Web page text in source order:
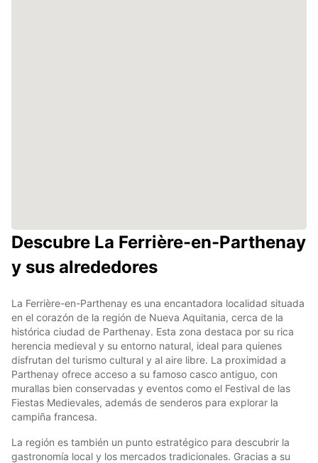
Descubre La Ferrière-en-Parthenay
y sus alrededores
La Ferrière-en-Parthenay es una encantadora localidad situada
en el corazón de la región de Nueva Aquitania, cerca de la
histórica ciudad de Parthenay. Esta zona destaca por su rica
herencia medieval y su entorno natural, ideal para quienes
disfrutan del turismo cultural y al aire libre. La proximidad a
Parthenay ofrece acceso a su famoso casco antiguo, con
murallas bien conservadas y eventos como el Festival de las
Fiestas Medievales, además de senderos para explorar la
campiña francesa.
La región es también un punto estratégico para descubrir la
gastronomía local y los mercados tradicionales. Gracias a su